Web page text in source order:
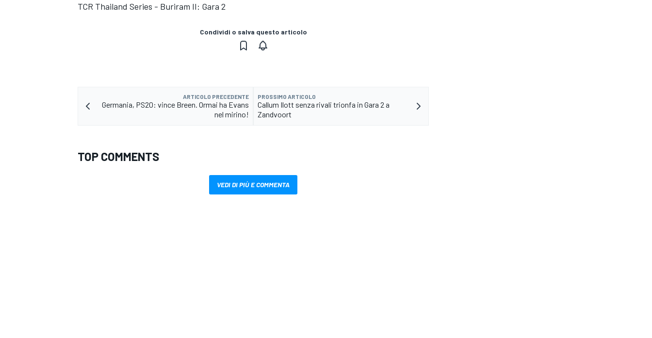
TCR Thailand Series - Buriram II: Gara 2
Condividi o salva questo articolo
ARTICOLO PRECEDENTE
Germania, PS20: vince Breen. Ormai ha Evans
nel mirino!
PROSSIMO ARTICOLO
Callum Ilott senza rivali trionfa in Gara 2 a
Zandvoort
TOP COMMENTS
VEDI DI PIÙ E COMMENTA